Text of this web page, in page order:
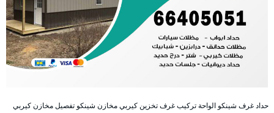
حداد غرف شينكو الواحة تركيب غرف تخزين كيربي مخازن شينكو تفصيل مخازن كيربي